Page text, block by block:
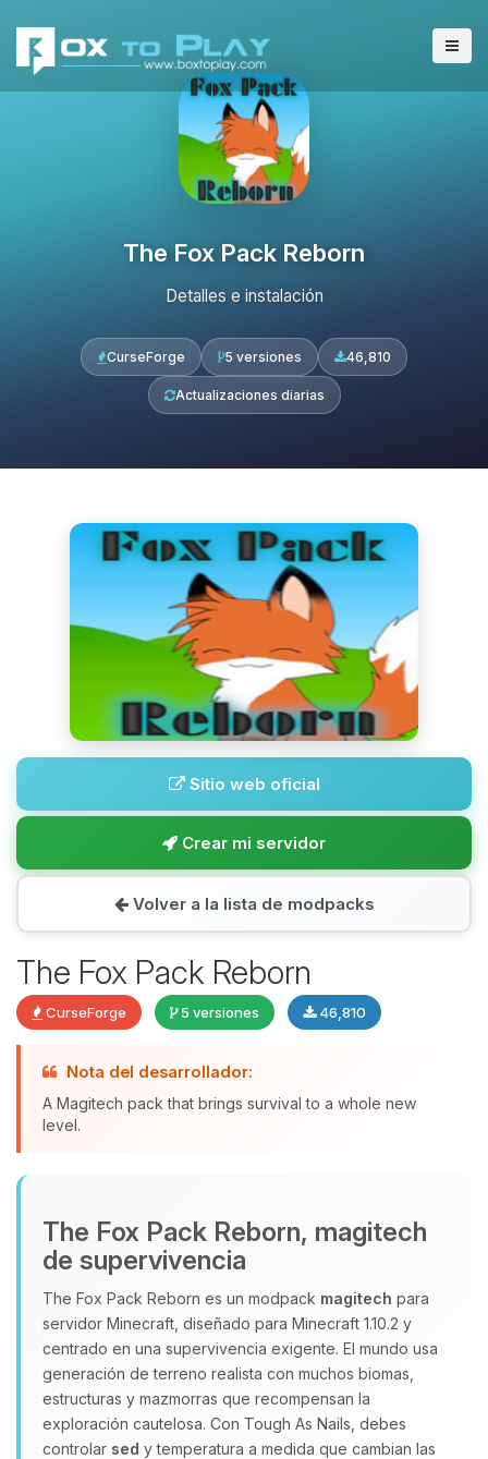
The Fox Pack Reborn
Detalles e instalación
CurseForge 5 versiones 46,810
Actualizaciones diarias
Sitio web oficial
Crear mi servidor
Volver a la lista de modpacks
The Fox Pack Reborn
CurseForge 5 versiones 46,810
Nota del desarrollador:
A Magitech pack that brings survival to a whole new
level.
The Fox Pack Reborn, magitech
de supervivencia
The Fox Pack Reborn es un modpack magitech para
servidor Minecraft, diseñado para Minecraft 1.10.2 y
centrado en una supervivencia exigente. El mundo usa
generación de terreno realista con muchos biomas,
estructuras y mazmorras que recompensan la
exploración cautelosa. Con Tough As Nails, debes
controlar sed y temperatura a medida que cambian las
pequenos circuitos para ayudarte.
10/08/2026 12:01